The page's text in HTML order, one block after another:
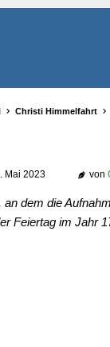
Christi Himmelfahrt
Mai 2023 von
dem die
Feiertag im Jahr